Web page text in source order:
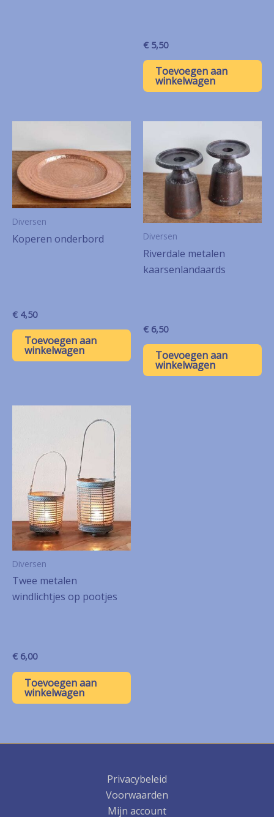
€ 5,50
Toevoegen aan
winkelwagen
Diversen
Koperen onderbord
€ 4,50
Toevoegen aan
winkelwagen
Diversen
Riverdale metalen
kaarsenlandaards
€ 6,50
Toevoegen aan
winkelwagen
Diversen
Twee metalen
windlichtjes op pootjes
€ 6,00
Toevoegen aan
winkelwagen
Privacybeleid
Voorwaarden
Mijn account